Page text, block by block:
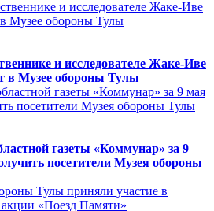
и исследователе Жаке-Иве
в Музее обороны Тулы
газеты «Коммунар» за 9
посетители Музея обороны